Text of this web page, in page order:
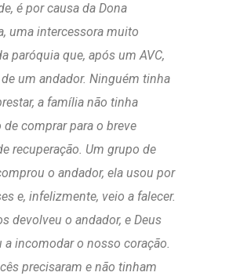
é por causa da Dona
uma intercessora muito
paróquia que, após um AVC,
um andador. Ninguém tinha
a família não tinha
comprar para o breve
recuperação. Um grupo de
o andador, ela usou por
e, infelizmente, veio a falecer.
devolveu o andador, e Deus
a incomodar o nosso coração.
precisaram e não tinham